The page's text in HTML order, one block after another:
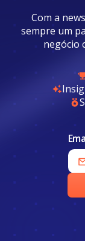
Com a
sempre um
negócio